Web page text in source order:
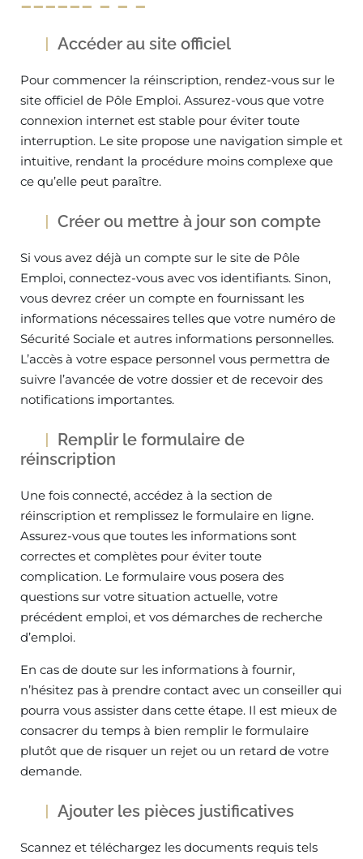
Accéder au site officiel
Pour commencer la réinscription, rendez-vous sur le
site officiel de Pôle Emploi. Assurez-vous que votre
connexion internet est stable pour éviter toute
interruption. Le site propose une navigation simple et
intuitive, rendant la procédure moins complexe que
ce qu’elle peut paraître.
Créer ou mettre à jour son compte
Si vous avez déjà un compte sur le site de Pôle
Emploi, connectez-vous avec vos identifiants. Sinon,
vous devrez créer un compte en fournissant les
informations nécessaires telles que votre numéro de
Sécurité Sociale et autres informations personnelles.
L’accès à votre espace personnel vous permettra de
suivre l’avancée de votre dossier et de recevoir des
notifications importantes.
Remplir le formulaire de
réinscription
Une fois connecté, accédez à la section de
réinscription et remplissez le formulaire en ligne.
Assurez-vous que toutes les informations sont
correctes et complètes pour éviter toute
complication. Le formulaire vous posera des
questions sur votre situation actuelle, votre
précédent emploi, et vos démarches de recherche
d’emploi.
En cas de doute sur les informations à fournir,
n’hésitez pas à prendre contact avec un conseiller qui
pourra vous assister dans cette étape. Il est mieux de
consacrer du temps à bien remplir le formulaire
plutôt que de risquer un rejet ou un retard de votre
demande.
Ajouter les pièces justificatives
Scannez et téléchargez les documents requis tels